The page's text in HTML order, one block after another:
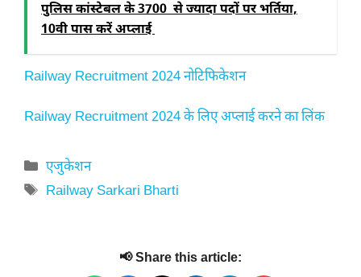
पुलिस कांस्टेबल के 3700 से ज्यादा पदों पर भर्तिया,
10वी पास करें अप्लाई
Railway Recruitment 2024 नोटिफिकेशन
Railway Recruitment 2024 के लिए अप्लाई करने का लिंक
Categories
एजुकेशन
Tags
Railway Sarkari Bharti
📢 Share this article: